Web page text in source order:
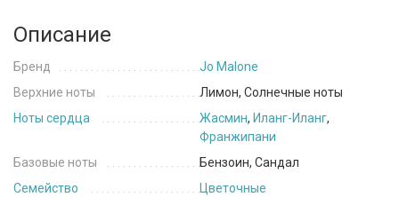
Описание
Бренд
Jo Malone
Верхние ноты
Лимон, Солнечные ноты
Ноты сердца
Жасмин, Иланг-Иланг,
Франжипани
Базовые ноты
Бензоин, Сандал
Семейство
Цветочные